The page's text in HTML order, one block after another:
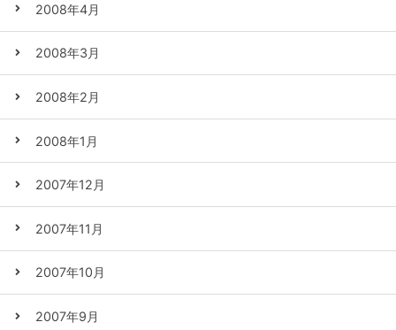
2008年4月
2008年3月
2008年2月
2008年1月
2007年12月
2007年11月
2007年10月
2007年9月